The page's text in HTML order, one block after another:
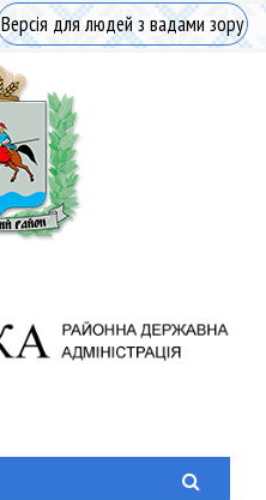
Версія для людей з вадами зору